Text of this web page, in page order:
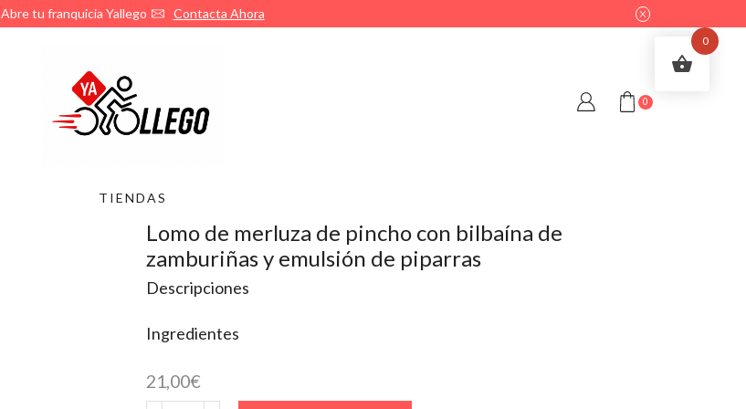
Abre tu franquicia Yallego Contacta Ahora
0
TIENDAS
Lomo de merluza de pincho con bilbaína de
zamburiñas y emulsión de piparras
Descripciones
Ingredientes
21,00€
0